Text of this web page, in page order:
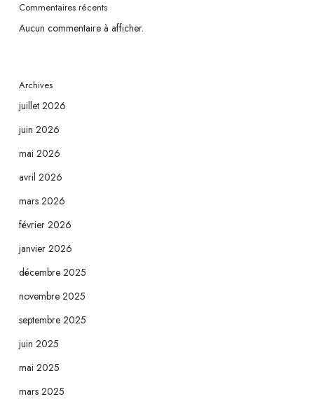
Commentaires récents
Aucun commentaire à afficher.
Archives
juillet 2026
juin 2026
mai 2026
avril 2026
mars 2026
février 2026
janvier 2026
décembre 2025
novembre 2025
septembre 2025
juin 2025
mai 2025
mars 2025